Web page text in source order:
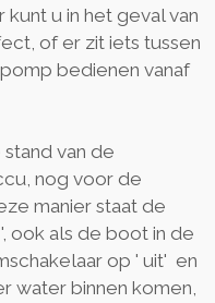
u in het geval van
of er zit iets tussen
bedienen vanaf
van de
nog voor de
manier staat de
ook als de boot in de
op ' uit' en
water binnen komen,